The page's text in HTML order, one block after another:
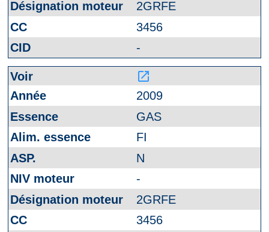
2GRFE
3456
-
launch
2009
GAS
FI
N
-
2GRFE
3456